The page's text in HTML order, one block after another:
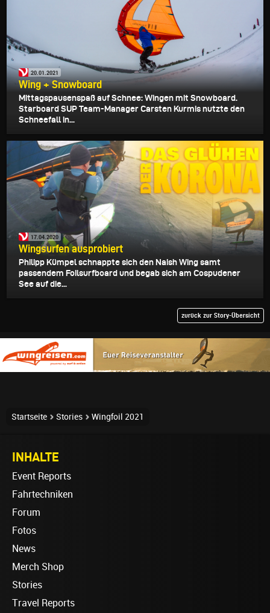
20.01.2021
Wing + Snowboard
Mittagspausenspaß auf Schnee: Wingen mit Snowboard.
Starboard SUP Team-Manager Carsten Kurmis nutzte den
Schneefall in...
17.04.2020
Wingsurfen ausprobiert
Philipp Kümpel schnappte sich den Naish Wing samt
passendem Foilsurfboard und begab sich am Cospudener
See auf die...
zurück zur Story-Übersicht
Startseite Stories Wingfoil 2021
INHALTE
Event Reports
Fahrtechniken
Forum
Fotos
News
Merch Shop
Stories
Travel Reports